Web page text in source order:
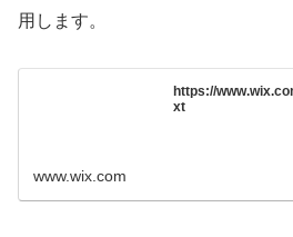
用します。
https://
xt
www.wix.com